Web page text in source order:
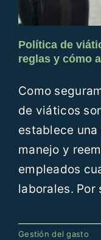
Política de
reglas y cómo
Como
de viáticos
establece
manejo y
empleados
laborales. Por
Gestión del gasto
Gastos